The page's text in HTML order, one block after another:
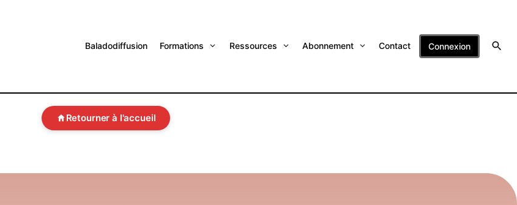
Baladodiffusion Formations Ressources Abonnement Contact Connexion
Retourner à l'accueil